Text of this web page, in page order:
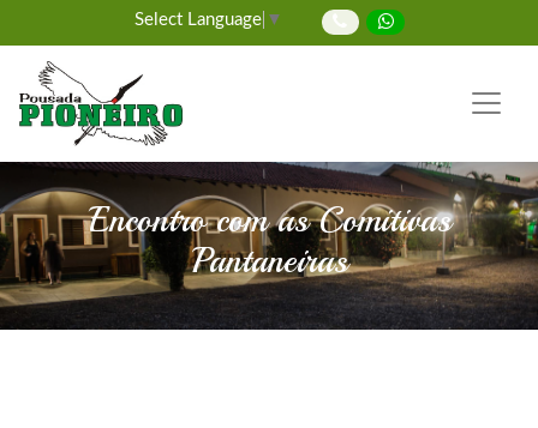
Select Language ▼
Encontro com as Comitivas
Pantaneiras